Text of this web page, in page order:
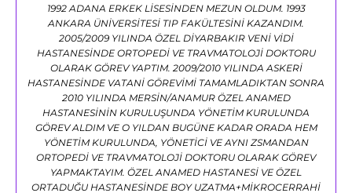
1992 ADANA ERKEK LİSESİNDEN MEZUN OLDUM. 1993
ANKARA ÜNİVERSİTESİ TIP FAKÜLTESİNİ KAZANDIM.
2005/2009 YILINDA ÖZEL DİYARBAKIR VENİ VİDİ
HASTANESİNDE ORTOPEDİ VE TRAVMATOLOJİ DOKTORU
OLARAK GÖREV YAPTIM. 2009/2010 YILINDA ASKERİ
HASTANESİNDE VATANİ GÖREVİMİ TAMAMLADIKTAN SONRA
2010 YILINDA MERSİN/ANAMUR ÖZEL ANAMED
HASTANESİNİN KURULUŞUNDA YÖNETİM KURULUNDA
GÖREV ALDIM VE O YILDAN BUGÜNE KADAR ORADA HEM
YÖNETİM KURULUNDA, YÖNETİCİ VE AYNI ZSMANDAN
ORTOPEDİ VE TRAVMATOLOJİ DOKTORU OLARAK GÖREV
YAPMAKTAYIM. ÖZEL ANAMED HASTANESİ VE ÖZEL
ORTADUĞU HASTANESİNDE BOY UZATMA+MİKROCERRAHİ